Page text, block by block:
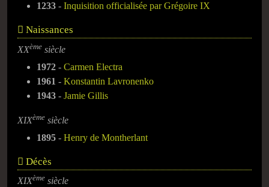
1233 - Inquisition officialisée par Grégoire IX
Naissances
XXème siècle
1972 - Carmen Electra
1961 - Konstantin Lavronenko
1943 - Jamie Gillis
XIXème siècle
1895 - Henry de Montherlant
Décès
XIXème siècle